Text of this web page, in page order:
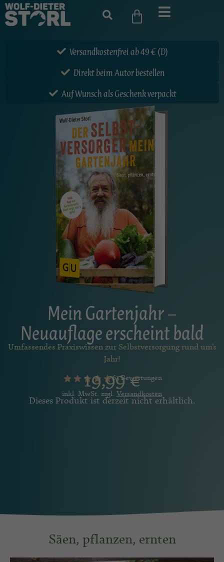
Versandkostenfrei ab 49 € (D)
Direkt beim Autor bestellen
Auf Wunsch als Geschenk verpackt
Mein Gartenjahr –
Neuauflage erscheint bald
Umfassendes Praxiswissen zur Selbstversorgung rund um’s
Jahr!
63 Bewertungen
19,99€
inkl. MwSt. zzgl. Versandkosten
Dieses Produkt ist derzeit nicht erhältlich.
Säen, pflanzen, ernten